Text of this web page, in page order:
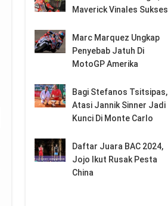
Maverick Vinales Sukses
Marc Marquez Ungkap
Penyebab Jatuh Di
MotoGP Amerika
Bagi Stefanos Tsitsipas,
Atasi Jannik Sinner Jadi
Kunci Di Monte Carlo
Daftar Juara BAC 2024,
Jojo Ikut Rusak Pesta
China